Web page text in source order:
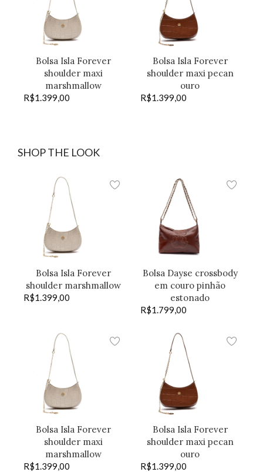
Bolsa Isla Forever
shoulder maxi
marshmallow
R$1.399,00
Bolsa Isla Forever
shoulder maxi pecan
ouro
R$1.399,00
SHOP THE LOOK
Bolsa Isla Forever
shoulder marshmallow
R$1.399,00
Bolsa Dayse crossbody
em couro pinhão
estonado
R$1.799,00
Bolsa Isla Forever
shoulder maxi
marshmallow
R$1.399,00
Bolsa Isla Forever
shoulder maxi pecan
ouro
R$1.399,00